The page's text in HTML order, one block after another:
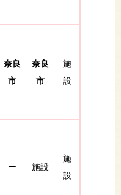
奈良
市
奈良
市
施
設
ー 施設
施
設